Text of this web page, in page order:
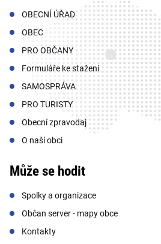
OBECNÍ ÚŘAD
OBEC
PRO OBČANY
Formuláře ke stažení
SAMOSPRÁVA
PRO TURISTY
Obecní zpravodaj
O naší obci
Může se hodit
Spolky a organizace
Občan server - mapy obce
Kontakty